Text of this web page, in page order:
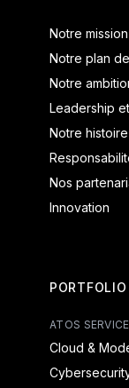
Notre mission
Notre plan
Notre
Leadership
Notre histoire
Nos
Innovation
PORTFOLIO
ATOS
Cloud &